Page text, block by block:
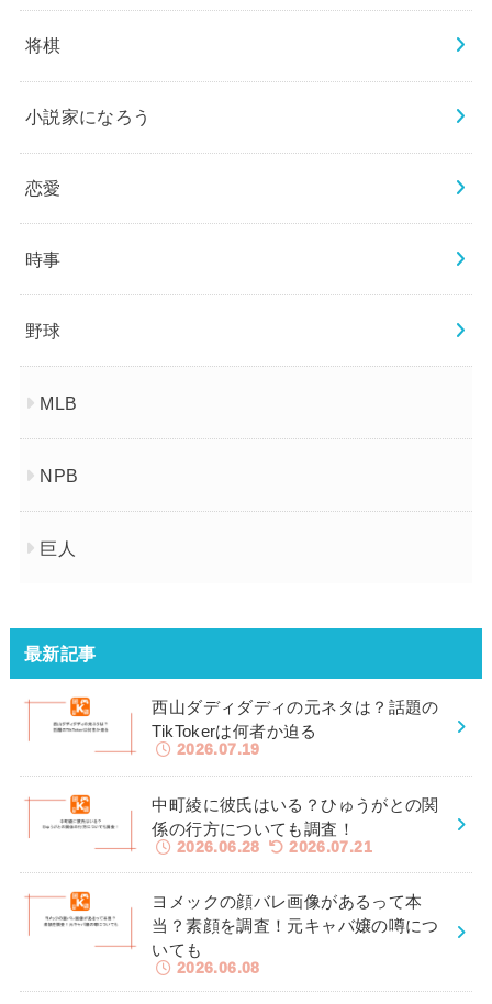
将棋
小説家になろう
恋愛
時事
野球
MLB
NPB
巨人
最新記事
西山ダディダディの元ネタは？話題の
TikTokerは何者か迫る
2026.07.19
中町綾に彼氏はいる？ひゅうがとの関
係の行方についても調査！
2026.06.28 2026.07.21
ヨメックの顔バレ画像があるって本
当？素顔を調査！元キャバ嬢の噂につ
いても
2026.06.08